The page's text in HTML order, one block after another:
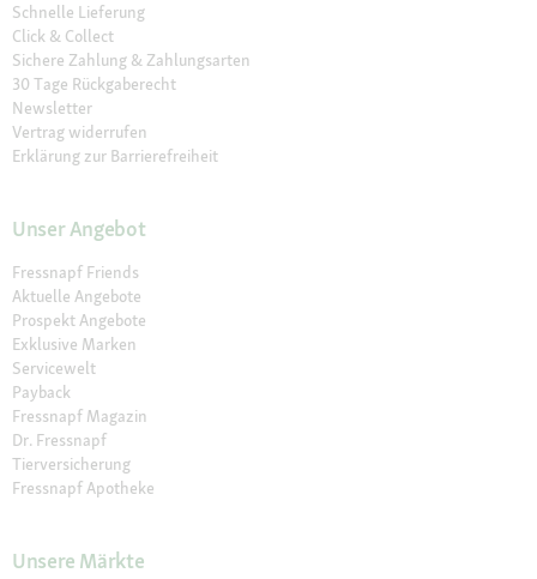
Schnelle Lieferung
Click & Collect
Sichere Zahlung & Zahlungsarten
30 Tage Rückgaberecht
Newsletter
Vertrag widerrufen
Erklärung zur Barrierefreiheit
Unser Angebot
Fressnapf Friends
Aktuelle Angebote
Prospekt Angebote
Exklusive Marken
Servicewelt
Payback
Fressnapf Magazin
Dr. Fressnapf
Tierversicherung
Fressnapf Apotheke
Unsere Märkte